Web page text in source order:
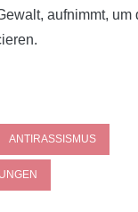
aufnimmt, um
ANTIRASSISMUS